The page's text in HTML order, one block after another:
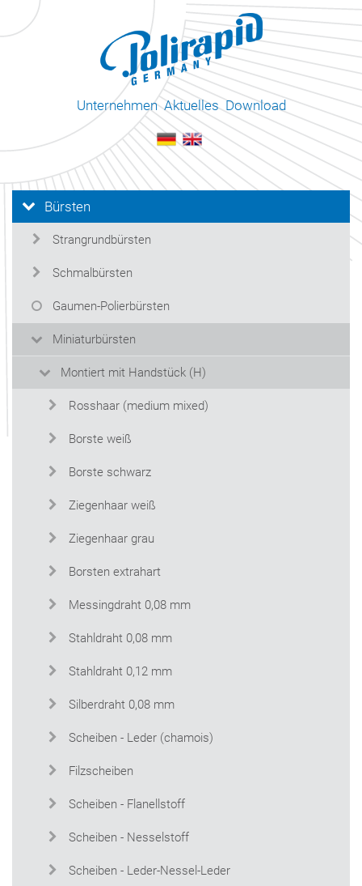
Unternehmen Aktuelles Download
Bürsten
Strangrundbürsten
Schmalbürsten
Gaumen-Polierbürsten
Miniaturbürsten
Montiert mit Handstück (H)
Rosshaar (medium mixed)
Borste weiß
Borste schwarz
Ziegenhaar weiß
Ziegenhaar grau
Borsten extrahart
Messingdraht 0,08 mm
Stahldraht 0,08 mm
Stahldraht 0,12 mm
Silberdraht 0,08 mm
Scheiben - Leder (chamois)
Filzscheiben
Scheiben - Flanellstoff
Scheiben - Nesselstoff
Scheiben - Leder-Nessel-Leder